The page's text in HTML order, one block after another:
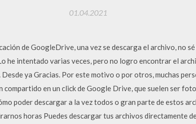
01.04.2021
de GoogleDrive, una vez se descarga el archivo, no
he intentado varias veces, pero no logro encontrar el
ya Gracias. Por este motivo o por otros, muchas
en un click de Google Drive, que suelen ser
poder descargar a la vez todos o gran parte de estos
horas Puedes descargar tus archivos directamente